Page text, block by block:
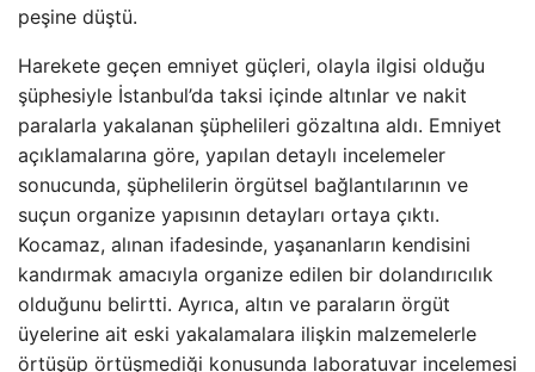
peşine düştü.
Harekete geçen emniyet güçleri, olayla ilgisi olduğu
şüphesiyle İstanbul’da taksi içinde altınlar ve nakit
paralarla yakalanan şüphelileri gözaltına aldı. Emniyet
açıklamalarına göre, yapılan detaylı incelemeler
sonucunda, şüphelilerin örgütsel bağlantılarının ve
suçun organize yapısının detayları ortaya çıktı.
Kocamaz, alınan ifadesinde, yaşananların kendisini
kandırmak amacıyla organize edilen bir dolandırıcılık
olduğunu belirtti. Ayrıca, altın ve paraların örgüt
üyelerine ait eski yakalamalara ilişkin malzemelerle
örtüşüp örtüşmediği konusunda laboratuvar incelemesi